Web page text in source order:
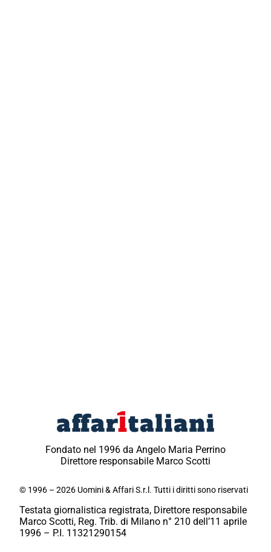
Fondato nel 1996 da Angelo Maria Perrino
Direttore responsabile Marco Scotti
© 1996 – 2026 Uomini & Affari S.r.l. Tutti i diritti sono riservati
Testata giornalistica registrata, Direttore responsabile
Marco Scotti, Reg. Trib. di Milano n° 210 dell’11 aprile
1996 – P.I. 11321290154